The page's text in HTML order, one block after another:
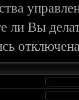
ли Вы